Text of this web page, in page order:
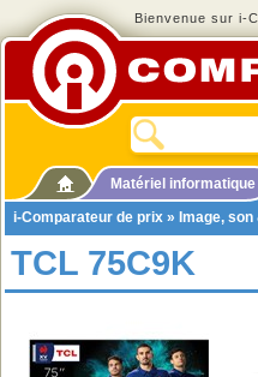
Bienvenue sur i-
Matériel informatique
i-Comparateur de prix » Image,
TCL 75C9K